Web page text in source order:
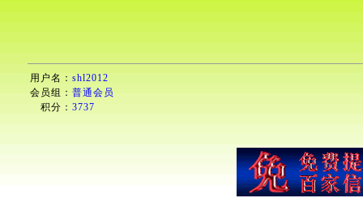
用户名： shl2012
会员组： 普通会员
积分： 3737